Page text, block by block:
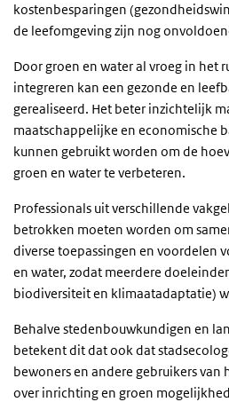
kostenbesparingen
de leefomgeving zijn nog
Door groen en water al vroeg in het
integreren kan een gezonde en
gerealiseerd. Het beter inzichtelijk
maatschappelijke en economische
kunnen gebruikt worden om de
groen en water te verbeteren.
Professionals uit verschillende
betrokken moeten worden om
diverse toepassingen en voordelen
en water, zodat meerdere
biodiversiteit en klimaatadaptatie)
Behalve stedenbouwkundigen en
betekent dit dat ook dat
bewoners en andere gebruikers van
over inrichting en groen